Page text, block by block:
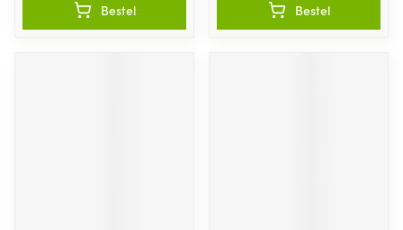
Bestel Bestel